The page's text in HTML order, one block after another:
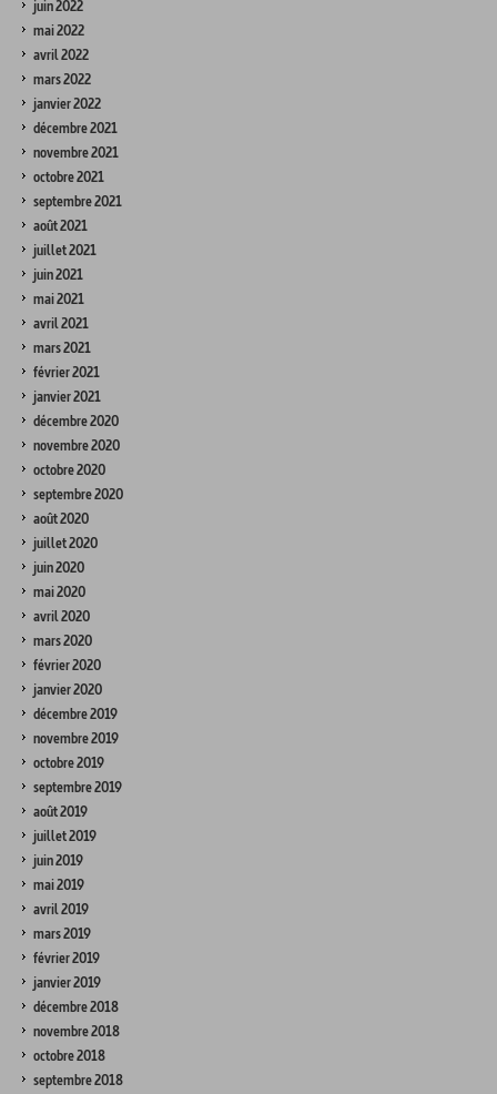
juin 2022
mai 2022
avril 2022
mars 2022
janvier 2022
décembre 2021
novembre 2021
octobre 2021
septembre 2021
août 2021
juillet 2021
juin 2021
mai 2021
avril 2021
mars 2021
février 2021
janvier 2021
décembre 2020
novembre 2020
octobre 2020
septembre 2020
août 2020
juillet 2020
juin 2020
mai 2020
avril 2020
mars 2020
février 2020
janvier 2020
décembre 2019
novembre 2019
octobre 2019
septembre 2019
août 2019
juillet 2019
juin 2019
mai 2019
avril 2019
mars 2019
février 2019
janvier 2019
décembre 2018
novembre 2018
octobre 2018
septembre 2018